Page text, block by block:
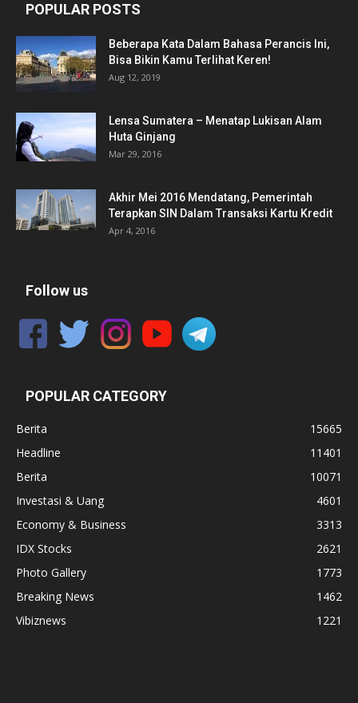
POPULAR POSTS
Beberapa Kata Dalam Bahasa Perancis Ini,
Bisa Bikin Kamu Terlihat Keren!
Aug 12, 2019
Lensa Sumatera – Menatap Lukisan Alam
Huta Ginjang
Mar 29, 2016
Akhir Mei 2016 Mendatang, Pemerintah
Terapkan SIN Dalam Transaksi Kartu Kredit
Apr 4, 2016
Follow us
POPULAR CATEGORY
Berita
15665
Headline
11401
Berita
10071
Investasi & Uang
4601
Economy & Business
3313
IDX Stocks
2621
Photo Gallery
1773
Breaking News
1462
Vibiznews
1221